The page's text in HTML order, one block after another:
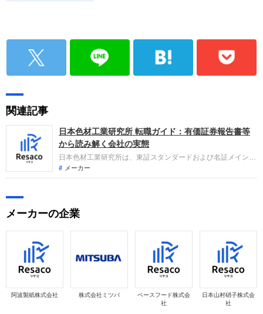
関連記事
日本色材工業研究所 転職ガイド：有価証券報告書等
から読み解く会社の実態
日本色材工業研究所は、東証スタンダードおよび名証メイン市
場に上場する、化粧品や医薬部外品の製造受託および研究開発
受託を行う企業です。直近の業績は、国内の受注沈静化やフラ
は増益となりました。
メーカー
メーカーの企業
阿波製紙株式会社 株式会社ミツバ
ベースフード株式会
社
日本山村硝子株式会
社